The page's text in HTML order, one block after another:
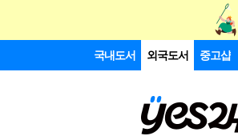
국내도서 외국도서 중고샵